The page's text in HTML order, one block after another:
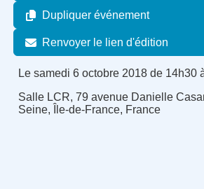
Dupliquer événement
Renvoyer le lien d'édition
Le samedi 6 octobre 2018 de 14h30
Salle LCR, 79 avenue Danielle
Seine, Île-de-France, France